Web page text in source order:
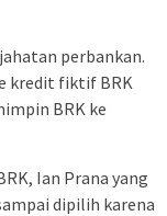
perbankan.
kredit fiktif BRK
BRK ke
Ian Prana yang
dipilih karena